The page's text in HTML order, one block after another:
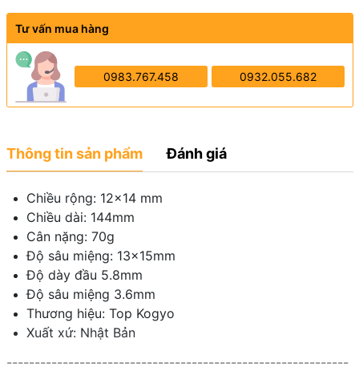
Tư vấn mua hàng
0983.767.458 0932.055.682
Thông tin sản phẩm Đánh giá
Chiều rộng: 12×14 mm
Chiều dài: 144mm
Cân nặng: 70g
Độ sâu miệng: 13x15mm
Độ dày đầu 5.8mm
Độ sâu miệng 3.6mm
Thương hiệu: Top Kogyo
Xuất xứ: Nhật Bản
-------------------------------------------------------------